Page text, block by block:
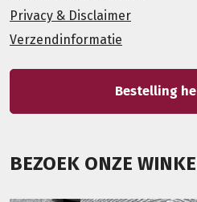
Privacy & Disclaimer
Verzendinformatie
Bestelling
BEZOEK ONZE